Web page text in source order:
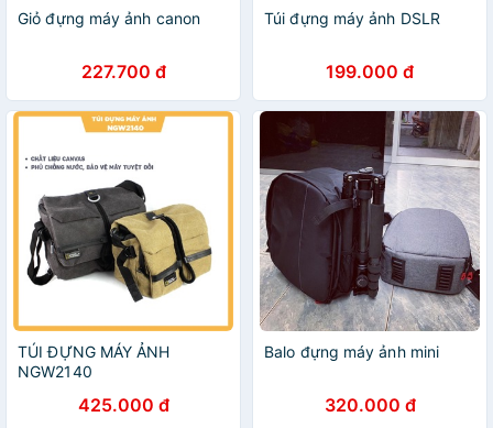
Giỏ đựng máy ảnh canon
227.700 đ
Túi đựng máy ảnh DSLR
199.000 đ
TÚI ĐỰNG MÁY ẢNH
NGW2140
425.000 đ
Balo đựng máy ảnh mini
320.000 đ